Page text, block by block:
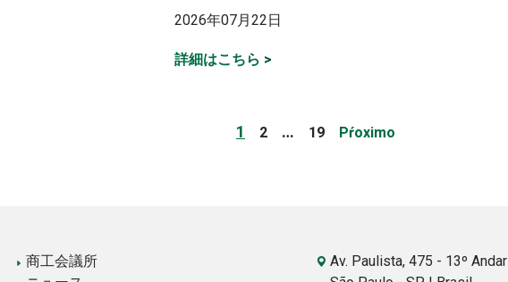
2026年07月22日
詳細はこちら >
Page
1 Page
2 … Page
19 Pŕoximo
商工会議所
Av. Paulista, 475 - 13º Andar